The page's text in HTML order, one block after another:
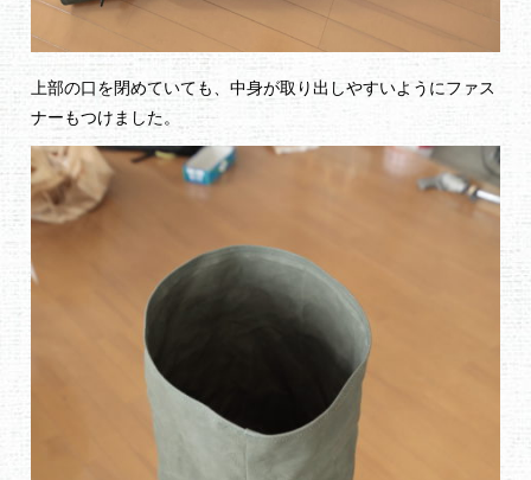
上部の口を閉めていても、中身が取り出しやすいようにファス
ナーもつけました。